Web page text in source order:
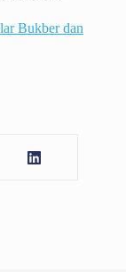
Bukber dan